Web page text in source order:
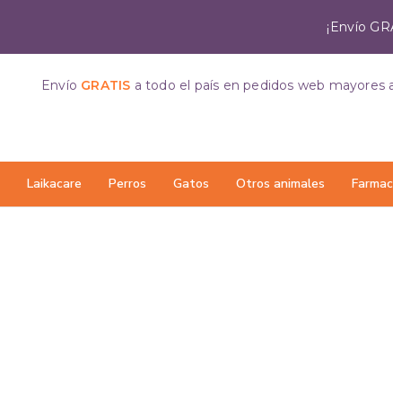
¡Envío
Laikacare Perros Gatos Otros animales
Envío GRATIS a todo el país en pedidos web mayores